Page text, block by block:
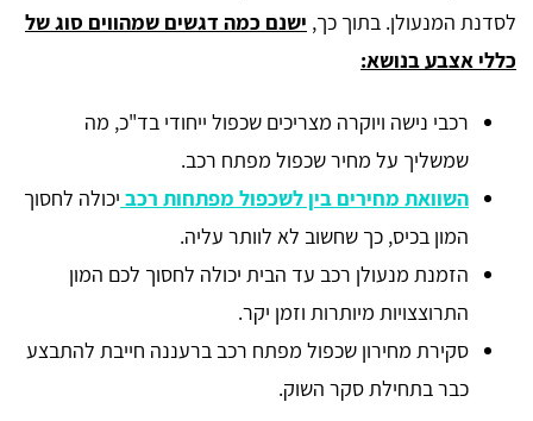
לסדנת המנעולן. בתוך כך, ישנם כמה דגשים שמהווים סוג של
כללי אצבע בנושא:
רכבי נישה ויוקרה מצריכים שכפול ייחודי בד"כ, מה
שמשליך על מחיר שכפול מפתח רכב.
השוואת מחירים בין לשכפול מפתחות רכב יכולה לחסוך
המון בכיס, כך שחשוב לא לוותר עליה.
הזמנת מנעולן רכב עד הבית יכולה לחסוך לכם המון
התרוצצויות מיותרות וזמן יקר.
סקירת מחירון שכפול מפתח רכב ברעננה חייבת להתבצע
כבר בתחילת סקר השוק.